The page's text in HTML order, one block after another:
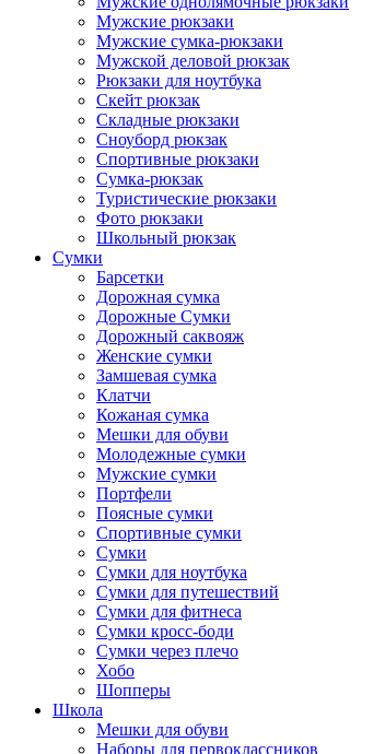
Мужские рюкзаки
Мужские сумка-рюкзаки
Мужской деловой рюкзак
Рюкзаки для ноутбука
Скейт рюкзак
Складные рюкзаки
Сноуборд рюкзак
Спортивные рюкзаки
Сумка-рюкзак
Туристические рюкзаки
Фото рюкзаки
Школьный рюкзак
Сумки
Барсетки
Дорожная сумка
Дорожные Сумки
Дорожный саквояж
Женские сумки
Замшевая сумка
Клатчи
Кожаная сумка
Мешки для обуви
Молодежные сумки
Мужские сумки
Портфели
Поясные сумки
Спортивные сумки
Сумки
Сумки для ноутбука
Сумки для путешествий
Сумки для фитнеса
Сумки кросс-боди
Сумки через плечо
Хобо
Шопперы
Школа
Мешки для обуви
Наборы для первоклассников